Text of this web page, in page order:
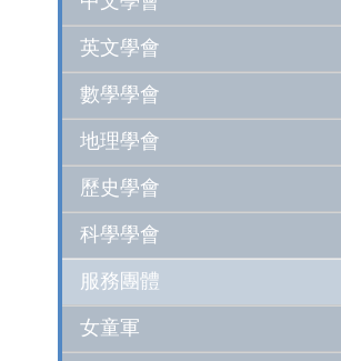
英文學會
數學學會
地理學會
歷史學會
科學學會
服務團體
女童軍